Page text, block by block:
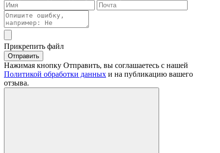
Прикрепить файл
Отправить
Нажимая кнопку Отправить, вы соглашаетесь с нашей
Политикой обработки данных и на публикацию вашего
отзыва.